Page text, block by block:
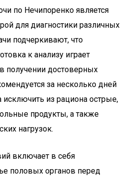
по Нечипоренко является
для диагностики различных
подчеркивают, что
к анализу играет
получении достоверных
за несколько дней
исключить из рациона острые,
продукты, а также
нагрузок.
включает в себя
половых органов перед